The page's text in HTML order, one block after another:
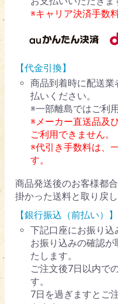
※キャリア決済手数
【代金引換】
商品到着時に配送
払いください。
※一部離島ではご利
※メーカー直送品及
ご利用できません。
※代引き手数料は、
す。
商品発送後のお客様都
掛かった送料と取り戻
【銀行振込（前払い）】
下記口座にお振り込
お振り込みの確認
たします。
ご注文後7日以内で
す。
7日を過ぎますとご